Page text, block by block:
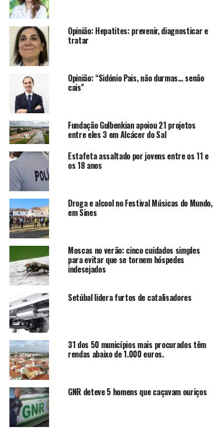
Opinião: Hepatites: prevenir, diagnosticar e
tratar
Opinião: “Sidónio Pais, não durmas… senão
cais”
Fundação Gulbenkian apoiou 21 projetos
entre eles 3 em Alcácer do Sal
Estafeta assaltado por jovens entre os 11 e
os 18 anos
Droga e alcool no Festival Músicas do Mundo,
em Sines
Moscas no verão: cinco cuidados simples
para evitar que se tornem hóspedes
indesejados
Setúbal lidera furtos de catalisadores
31 dos 50 municípios mais procurados têm
rendas abaixo de 1.000 euros.
GNR deteve 5 homens que caçavam ouriços